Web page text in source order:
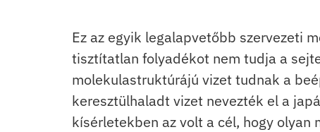
Ez az egyik legalapvetőbb szervezeti
tisztítatlan folyadékot nem tudja a
molekulastruktúrájú vizet tudnak a
keresztülhaladt vizet nevezték el a
kísérletekben az volt a cél, hogy